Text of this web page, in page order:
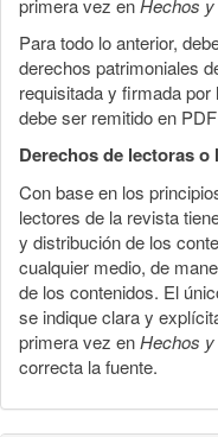
primera vez enHechos
Para todo lo anterior,
derechos patrimoniales
requisitada y firmada
debe ser remitido en
Derechos de lectoras o
Con base en los
lectores de la revista
y distribución de los
cualquier medio, de
de los contenidos. El
se indique clara y
primera vez enHechos
correcta la fuente.